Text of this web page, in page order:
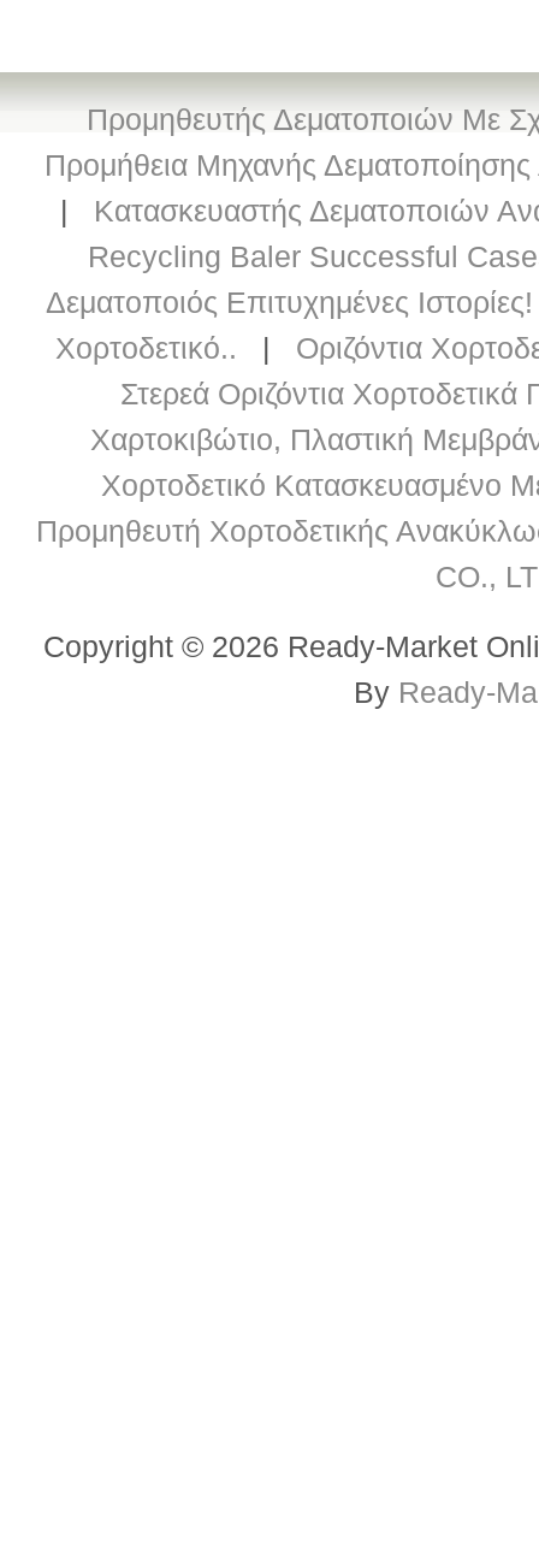
Προμηθευτής Δεματοποιών Με
Προμήθεια Μηχανής
| Κατασκευαστής Δεματοποιών
Recycling Baler Successful
Δεματοποιός Επιτυχημένες Ιστορίες!
Χορτοδετικό.. | Οριζόντια
Στερεά Οριζόντια
Χαρτοκιβώτιο, Πλαστική
Χορτοδετικό Κατασκευασμένο
Προμηθευτή Χορτοδετικής
CO.,
Copyright © 2026 Ready-Market
By Ready-